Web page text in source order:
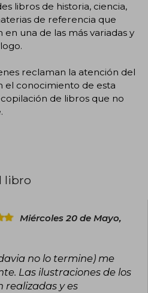
libros de historia, ciencia,
de referencia que
una de las más variadas y
reclaman la atención del
el conocimiento de esta
de libros que no
libro
Miércoles 20 de Mayo,
no lo termine) me
Las ilustraciones de los
realizadas y es